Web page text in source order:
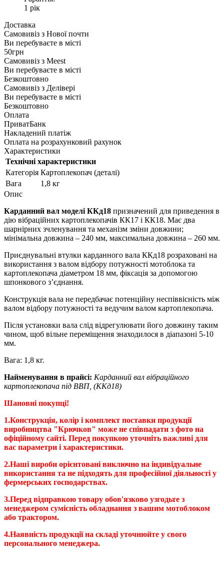
1 рік
Доставка
Самовивіз з Нової почти
Ви перебуваєте в місті
50грн
Самовивіз з Meest
Ви перебуваєте в місті
Безкоштовно
Самовивіз з Делівері
Ви перебуваєте в місті
Безкоштовно
Оплата
ПриватБанк
Накладений платіж
Оплата на розрахунковий рахунок
Характеристики
Технічні характеристики
Категорія Картоплекопач (деталі)
Вага
1,8 кг
Опис
Карданний вал моделі ККд18 призначений для приведення в
дію вібраційних картоплекопачів КК17 і КК18. Має два
шарнірних зчленування та механізм зміни довжини;
мінімальна довжина – 240 мм, максимальна довжина – 260 мм.
Приєднувальні втулки карданного вала ККд18 розраховані на
використання з валом відбору потужності мотоблока та
картоплекопача діаметром 18 мм, фіксація за допомогою
шпонкового з’єднання.
Конструкція вала не передбачає потенційну неспіввісність між
валом відбору потужності та ведучим валом картоплекопача.
Після установки вала слід відрегулювати його довжину таким
чином, щоб вільне переміщення знаходилося в діапазоні 5-10
мм.
Вага: 1,8 кг.
Найменування в прайсі: Карданний вал вібраційного
картоплекопача під ВВП, (ККд18)
Шановні покупці!
1.Конструкція, колір і комплект поставки продукції
виробництва "Крючков" може не співпадати з фото на
офіційному сайті. Перед покупкою уточніть важливі для
вас параметри і характеристики.
2.Наші вироби орієнтовані виключно на індивідуальне
використання та не підходять для професійної діяльності у
фермерських господарствах.
3.Перед відправкою товару обов'язково узгодьте з
менеджером сумісність обладнання з вашим мотоблоком
або трактором.
4.Наявність продукції на складі уточнюйте у свого
персонального менеджера.